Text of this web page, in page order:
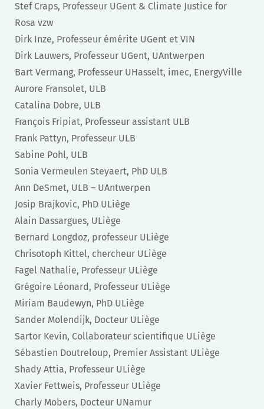
Stef Craps, Professeur UGent & Climate Justice for
Rosa vzw
Dirk Inze, Professeur émérite UGent et VIN
Dirk Lauwers, Professeur UGent, UAntwerpen
Bart Vermang, Professeur UHasselt, imec, EnergyVille
Aurore Fransolet, ULB
Catalina Dobre, ULB
François Fripiat, Professeur assistant ULB
Frank Pattyn, Professeur ULB
Sabine Pohl, ULB
Sonia Vermeulen Steyaert, PhD ULB
Ann DeSmet, ULB – UAntwerpen
Josip Brajkovic, PhD ULiège
Alain Dassargues, ULiège
Bernard Longdoz, professeur ULiège
Chrisotoph Kittel, chercheur ULiège
Fagel Nathalie, Professeur ULiège
Grégoire Léonard, Professeur ULiège
Miriam Baudewyn, PhD ULiège
Sander Molendijk, Docteur ULiège
Sartor Kevin, Collaborateur scientifique ULiège
Sébastien Doutreloup, Premier Assistant ULiège
Shady Attia, Professeur ULiège
Xavier Fettweis, Professeur ULiège
Charly Mobers, Docteur UNamur